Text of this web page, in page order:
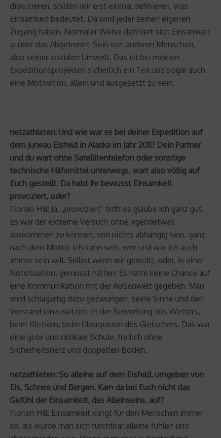
diskutieren, sollten wir erst einmal definieren, was
Einsamkeit bedeutet. Da wird jeder seinen eigenen
Zugang haben. Normaler Weise definiert sich Einsamkeit
ja über das Abgetrennt-Sein von anderen Menschen,
also seiner sozialen Umwelt. Das ist bei meinen
Expeditionsprojekten sicherlich ein Teil und sogar auch
eine Motivation, allein und ausgesetzt zu sein.
netzathleten: Und wie war es bei deiner Expedition auf
dem Juneau Eisfeld in Alaska im Jahr 2011? Dein Partner
und du wart ohne Satellitentelefon oder sonstige
technische Hilfsmittel unterwegs, wart also völlig auf
Euch gestellt. Da habt ihr bewusst Einsamkeit
provoziert, oder?
Florian Hill: Ja, „provoziert“ trifft es glaube ich ganz gut.
Es war der extreme Versuch ohne irgendetwas
auskommen zu können, von nichts abhängig sein, ganz
nach dem Motto: Ich kann sein, wer und wie ich auch
immer sein will. Selbst wenn wir gewollt, oder, in einer
Notsituation, gemusst hätten: Es hätte keine Chance auf
eine Kommunikation mit der Außenwelt gegeben. Man
wird schlagartig dazu gezwungen, seine Sinne und den
Verstand einzusetzen; In der Bewertung des Wetters,
beim Klettern, beim Überqueren des Gletschers. Das war
eine gute und radikale Schule, freilich ohne
Sicherheitsnetz und doppelten Boden.
netzathleten: So alleine auf dem Eisfeld, umgeben von
Eis, Schnee und Bergen. Kam da bei Euch nicht das
Gefühl der Einsamkeit, des Alleinseins, auf?
Florian Hill: Einsamkeit klingt für den Menschen immer
so, als würde man sich furchtbar alleine fühlen und